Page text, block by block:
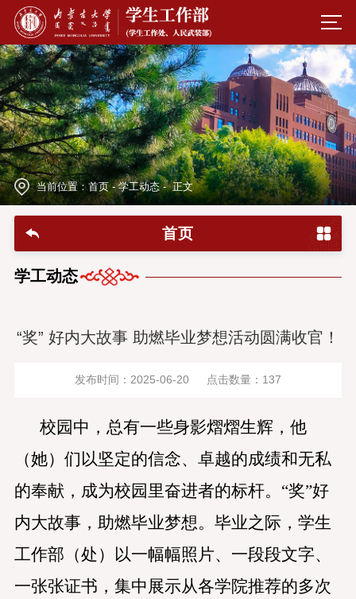
当前位置： 首页-学工动态- 正文
首页
学工动态
“奖” 好内大故事 助燃毕业梦想活动圆满收官！
发布时间：2025-06-20 点击数量： 137
校园中，总有一些身影熠熠生辉，他
（她）们以坚定的信念、卓越的成绩和无私
的奉献，成为校园里奋进者的标杆。 “奖”好
内大故事，助燃毕业梦想。毕业之际，学生
工作部（处）
以一幅幅照片、一段段文字、
一张张证书，集中展示从各学院推荐的多次